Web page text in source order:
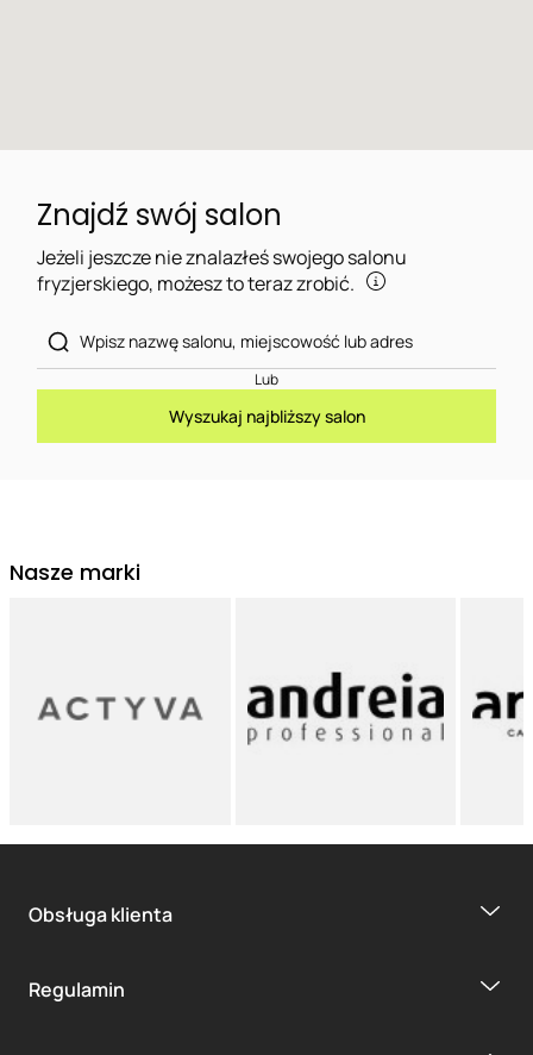
Znajdź swój salon
Jeżeli jeszcze nie znalazłeś swojego salonu
fryzjerskiego, możesz to teraz zrobić.
Lub
Wyszukaj najbliższy salon
Nasze marki
Obsługa klienta
Regulamin